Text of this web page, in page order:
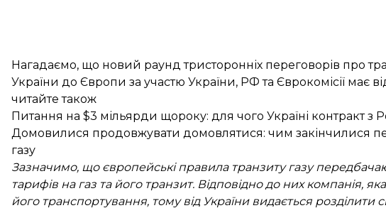
Нагадаємо, що новий раунд тристоронніх переговорів про
України до Європи за участю України, РФ та Єврокомісії має
читайте також
Питання на $3 мільярди щороку: для чого Україні контракт з
Домовилися продовжувати домовлятися: чим закінчилися
газу
Зазначимо, що європейські правила транзиту газу
тарифів на газ та його транзит. Відповідно до них компанія,
його транспортування, тому від України видається